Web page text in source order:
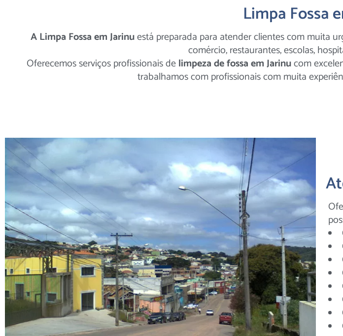
Limpa Fossa
A Limpa Fossa em Jarinuestá preparada para atender clientes com muita
comércio, restaurantes, escolas,
Oferecemos serviços profissionais delimpeza de fossa em Jarinucom
trabalhamos com profissionais com muita